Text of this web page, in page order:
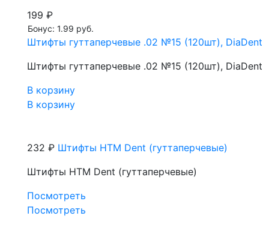
199 ₽
Бонус: 1.99 руб.
Штифты гуттаперчевые .02 №15 (120шт), DiaDent
Штифты гуттаперчевые .02 №15 (120шт), DiaDent
В корзину
В корзину
232 ₽ Штифты HTM Dent (гуттаперчевые)
Штифты HTM Dent (гуттаперчевые)
Посмотреть
Посмотреть